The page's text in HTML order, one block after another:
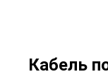
Кабель